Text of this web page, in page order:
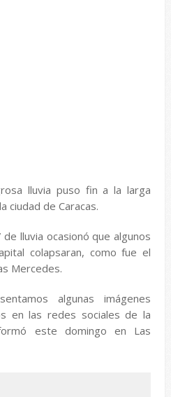
lluvia puso fin a la larga
ciudad de Caracas.
lluvia ocasionó que algunos
colapsaran, como fue el
Mercedes.
algunas imágenes
en las redes sociales de la
este domingo en Las